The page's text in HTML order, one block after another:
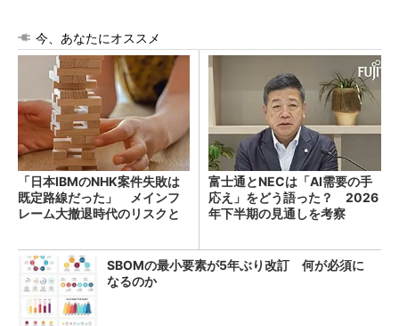
今、あなたにオススメ
「日本IBMのNHK案件失敗は
既定路線だった」 メインフ
レーム大撤退時代のリスクと
富士通とNECは「AI需要の手
応え」をどう語った？ 2026
年下半期の見通しを考察
SBOMの最小要素が5年ぶり改訂 何が必須に
なるのか